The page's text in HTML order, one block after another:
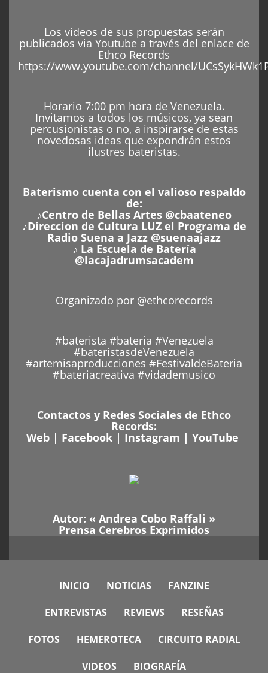
Los videos de sus propuestas serán
publicados via Youtube a través del enlace de
Ethco Records
https://www.youtube.com/channel/
Horario 7:00 pm hora de Venezuela.
Invitamos a todos los músicos, ya sean
percusionistas o no, a inspirarse de estas
novedosas ideas que expondrán estos
ilustres bateristas.
Baterismo cuenta con el valioso respaldo
de:
♪Centro de Bellas Artes @cbaateneo
♪Direccion de Cultura LUZ el Programa de
Radio Suena a Jazz @suenaajazz
♪ La Escuela de Batería
@lacajadrumsacadem
Organizado por @ethcorecords
#baterista #bateria #Venezuela
#bateristasdeVenezuela
#artemisaproducciones #FestivaldeBateria
#bateriacreativa #vidademusico
Contactos y Redes Sociales de Ethco
Records:
Web | Facebook | Instagram | YouTube
Autor: « Andrea Cobo Raffali »
Prensa Cerebros Exprimidos
INICIO NOTICIAS FANZINE
ENTREVISTAS REVIEWS RESEÑAS
FOTOS HEMEROTECA CIRCUITO RADIAL
VIDEOS BIOGRAFÍA